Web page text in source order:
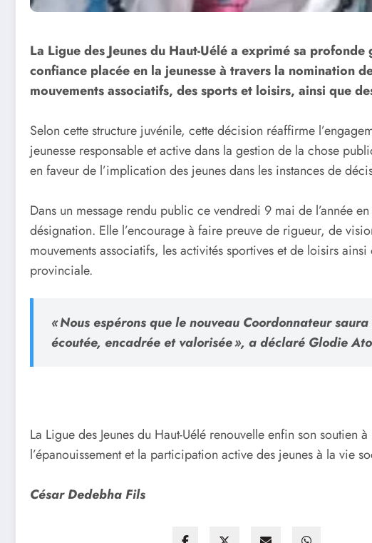
La Ligue des Jeunes du Haut-Uélé a exprimé sa
confiance placée en la jeunesse à travers la nomination
mouvements associatifs, des sports et loisirs, ainsi que
Selon cette structure juvénile, cette décision réaffirme
jeunesse responsable et active dans la gestion de la chose
en faveur de l’implication des jeunes dans les instances de
Dans un message rendu public ce vendredi 9 mai de l’année
désignation. Elle l’encourage à faire preuve de rigueur, de
mouvements associatifs, les activités sportives et de loisirs
provinciale.
« Nous espérons que le nouveau Coordonnateur
écoutée, encadrée et valorisée », a déclaré Glodie
La Ligue des Jeunes du Haut-Uélé renouvelle enfin son
l’épanouissement et la participation active des jeunes à la vie
César Dedebha Fils